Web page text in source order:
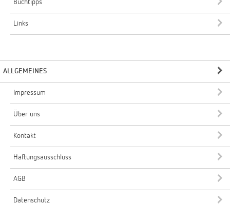
Buchtipps
Links
ALLGEMEINES
Impressum
Über uns
Kontakt
Haftungsausschluss
AGB
Datenschutz